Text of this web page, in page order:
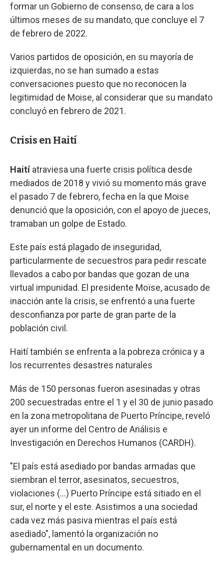
formar un Gobierno de consenso, de cara a los
últimos meses de su mandato, que concluye el 7
de febrero de 2022.
Varios partidos de oposición, en su mayoría de
izquierdas, no se han sumado a estas
conversaciones puesto que no reconocen la
legitimidad de Moise, al considerar que su mandato
concluyó en febrero de 2021.
Crisis en Haití
Haitíatraviesa una fuerte crisis política desde
mediados de 2018 y vivió su momento más grave
el pasado 7 de febrero, fecha en la que Moise
denunció que la oposición, con el apoyo de jueces,
tramaban un golpe de Estado.
Este país está plagado de inseguridad,
particularmente de secuestros para pedir rescate
llevados a cabo por bandas que gozan de una
virtual impunidad. El presidente Moïse, acusado de
inacción ante la crisis, se enfrentó a una fuerte
desconfianza por parte de gran parte de la
población civil.
Haití también se enfrenta a la pobreza crónica y a
los recurrentes desastres naturales
Más de 150 personas fueron asesinadas y otras
200 secuestradas entre el 1 y el 30 de junio pasado
en la zona metropolitana de Puerto Príncipe, reveló
ayer un informe del Centro de Análisis e
Investigación en Derechos Humanos (CARDH).
"El país está asediado por bandas armadas que
siembran el terror, asesinatos, secuestros,
violaciones (...) Puerto Príncipe está sitiado en el
sur, el norte y el este. Asistimos a una sociedad
cada vez más pasiva mientras el país está
asediado", lamentó la organización no
gubernamental en un documento.